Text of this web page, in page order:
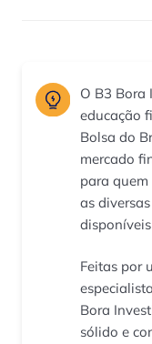
O B3 Bora
educação
Bolsa do
mercado
para
as
Feitas por
Bora
sólido e